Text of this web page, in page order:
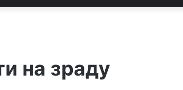
на зраду